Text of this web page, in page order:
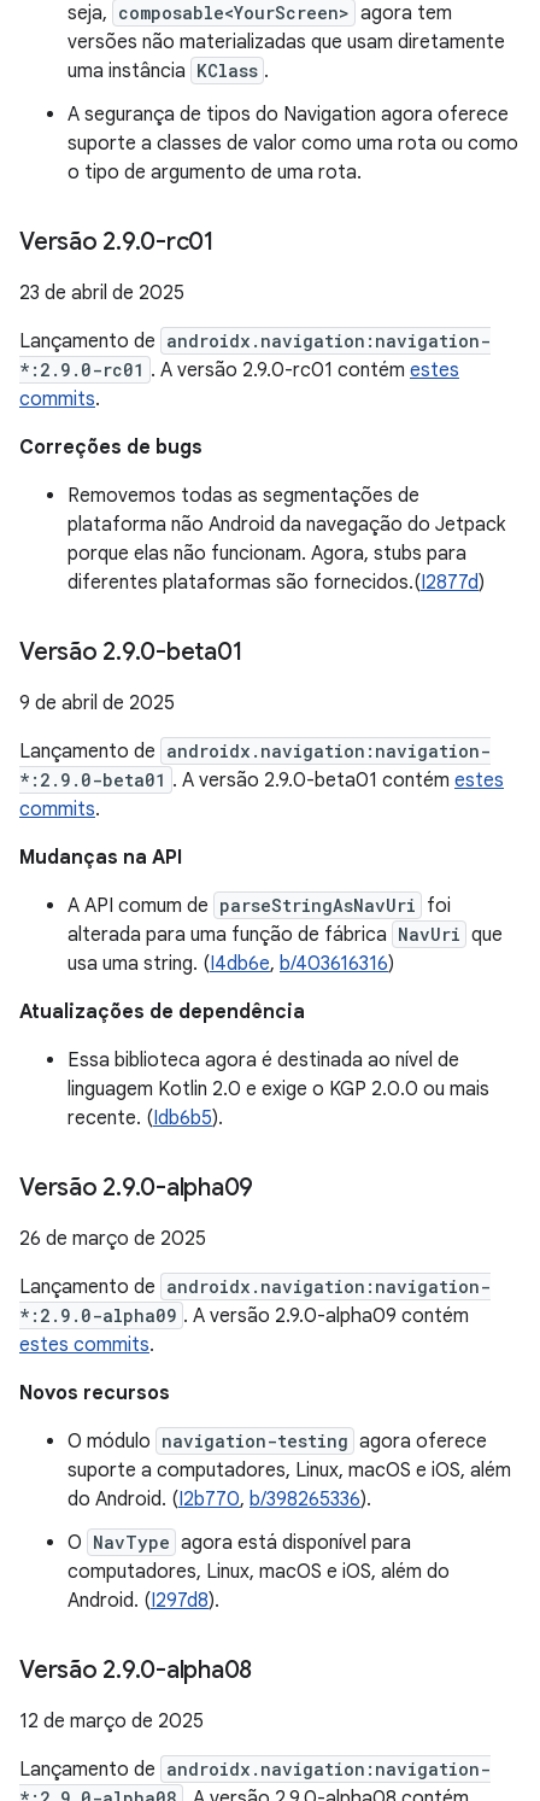
seja, composable<YourScreen> agora tem
versões não materializadas que usam diretamente
uma instância KClass .
A segurança de tipos do Navigation agora oferece
suporte a classes de valor como uma rota ou como
o tipo de argumento de uma rota.
Versão 2.9.0-rc01
23 de abril de 2025
Lançamento de androidx.navigation:navigation-
*:2.9.0-rc01 . A versão 2.9.0-rc01 contém estes
commits.
Correções de bugs
Removemos todas as segmentações de
plataforma não Android da navegação do Jetpack
porque elas não funcionam. Agora, stubs para
diferentes plataformas são fornecidos.(I2877d)
Versão 2.9.0-beta01
9 de abril de 2025
Lançamento de androidx.navigation:navigation-
*:2.9.0-beta01 . A versão 2.9.0-beta01 contém estes
commits.
Mudanças na API
A API comum de parseStringAsNavUri foi
alterada para uma função de fábrica NavUri que
usa uma string. (I4db6e, b/403616316)
Atualizações de dependência
Essa biblioteca agora é destinada ao nível de
linguagem Kotlin 2.0 e exige o KGP 2.0.0 ou mais
recente. (Idb6b5).
Versão 2.9.0-alpha09
26 de março de 2025
Lançamento de androidx.navigation:navigation-
*:2.9.0-alpha09 . A versão 2.9.0-alpha09 contém
estes commits.
Novos recursos
O módulo navigation-testing agora oferece
suporte a computadores, Linux, macOS e iOS, além
do Android. (I2b770, b/398265336).
O NavType agora está disponível para
computadores, Linux, macOS e iOS, além do
Android. (I297d8).
Versão 2.9.0-alpha08
12 de março de 2025
Lançamento de androidx.navigation:navigation-